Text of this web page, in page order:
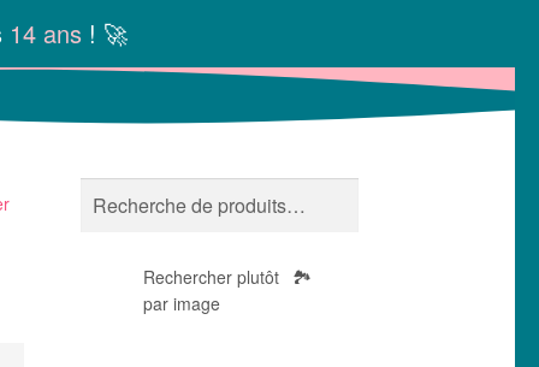
14 ans ! 🚀
Recherche
pour :
RECHERCHE
Rechercher plutôt
par image
🏞️